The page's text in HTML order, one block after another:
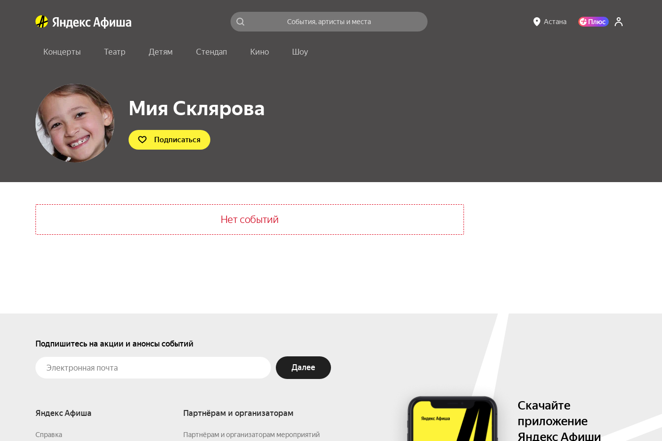
События, артисты и места Астана
Концерты Театр Детям Стендап Кино Шоу
Мия Склярова
Подписаться
Нет событий
Подпишитесь на акции и анонсы событий
Далее
Яндекс Афиша
Справка
Партнёрам и организаторам
Партнёрам и организаторам мероприятий
Скачайте
приложение
Яндекс Афиши